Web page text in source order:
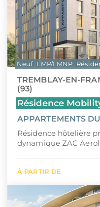
TREMBLAY-EN-
(93)
Résidence
APPARTEMENTS
Résidence hôtelière
dynamique ZAC
À PARTIR DE
Neuf LMP/LMNP